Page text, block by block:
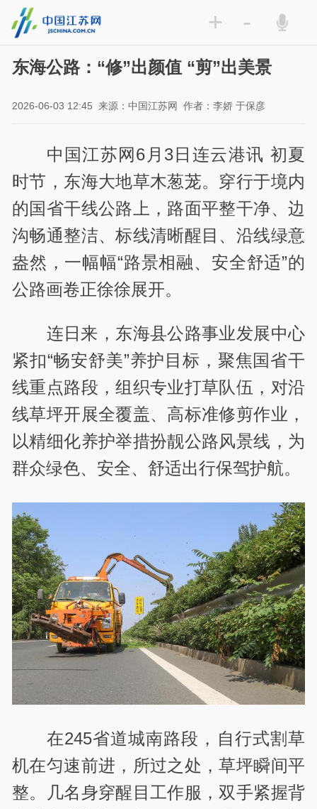
+ -
东海公路：“修”出颜值 “剪”出美景
2026-06-03 12:45 来源：中国江苏网 作者：李娇 于保彦
中国江苏网6月3日连云港讯 初夏
时节，东海大地草木葱茏。穿行于境内
的国省干线公路上，路面平整干净、边
沟畅通整洁、标线清晰醒目、沿线绿意
盎然，一幅幅“路景相融、安全舒适”的
公路画卷正徐徐展开。
连日来，东海县公路事业发展中心
紧扣“畅安舒美”养护目标，聚焦国省干
线重点路段，组织专业打草队伍，对沿
线草坪开展全覆盖、高标准修剪作业，
以精细化养护举措扮靓公路风景线，为
群众绿色、安全、舒适出行保驾护航。
在245省道城南路段，自行式割草
机在匀速前进，所过之处，草坪瞬间平
整。几名身穿醒目工作服，双手紧握背